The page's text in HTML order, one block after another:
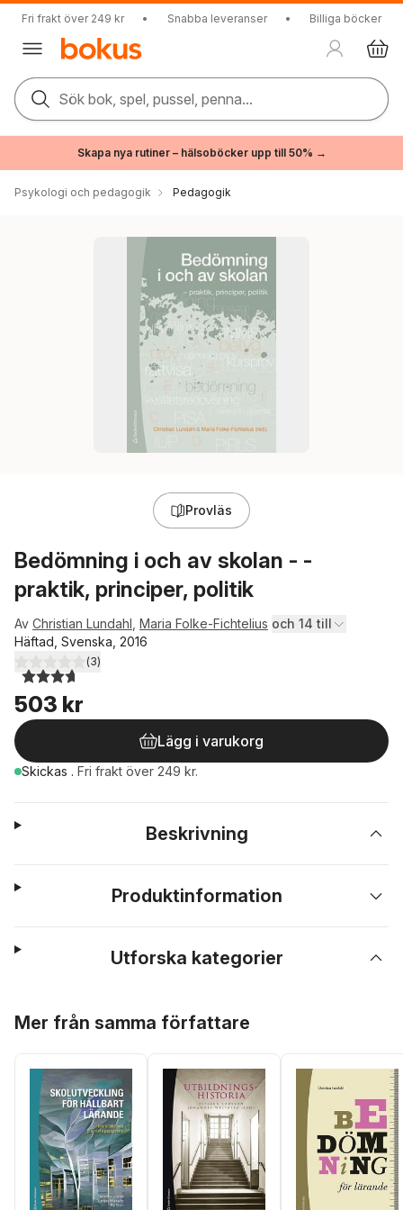
Fri frakt över 249 kr • Snabba leveranser • Billiga böcker
Sök bok, spel, pussel, penna...
Skapa nya rutiner – hälsoböcker upp till 50% →
Psykologi och pedagogik Pedagogik
Provläs
Bedömning i och av skolan - -
praktik, principer, politik
Av Christian Lundahl Maria Folke-Fichtelius och 14 till
Häftad, Svenska, 2016
3,7utav 5 stjärnor. Totalt antal röster:
(3)
503 kr
Lägg i varukorg
Skickas . Fri frakt över 249 kr.
Beskrivning
Produktinformation
Utforska kategorier
Mer från samma författare